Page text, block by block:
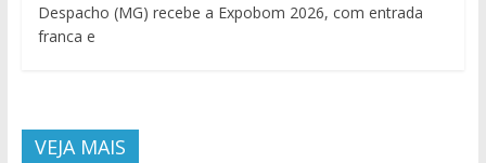
Despacho (MG) recebe a Expobom 2026, com entrada
franca e
VEJA MAIS